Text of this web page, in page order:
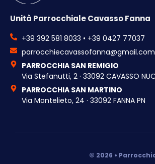
Unità Parrocchiale Cavasso Fanna
+39 392 581 8033 • +39 0427 77037
parrocchiecavassofanna@gmail.com
PARROCCHIA SAN REMIGIO
Via Stefanutti, 2 · 33092 CAVASSO
PARROCCHIA SAN MARTINO
Via Montelieto, 24 · 33092 FANNA PN
© 2026 •